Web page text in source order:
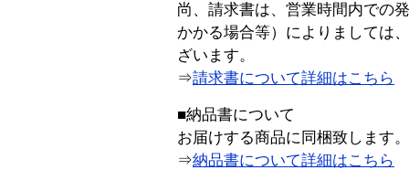
尚、請求書は、営業時間内での
かかる場合等）によりましては
ざいます。
⇒請求書について詳細はこちら
■納品書について
お届けする商品に同梱致します。
⇒納品書について詳細はこちら